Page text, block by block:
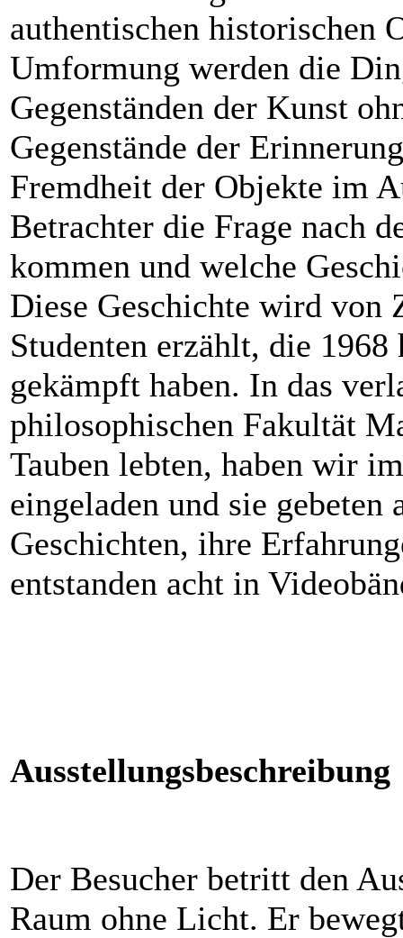
authentischen historischen
Umformung werden die
Gegenständen der Kunst
Gegenstände der
Fremdheit der Objekte im
Betrachter die Frage nach
kommen und welche
Diese Geschichte wird von
Studenten erzählt, die
gekämpft haben. In das
philosophischen Fakultät
Tauben lebten, haben wir
eingeladen und sie
Geschichten, ihre
entstanden acht in
Ausstellungsbeschreibung
Der Besucher betritt den
Raum ohne Licht. Er